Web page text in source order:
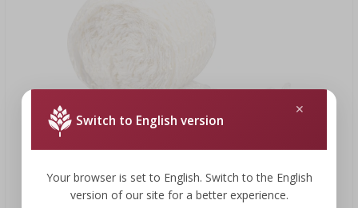
2,27 €
Switch to English version
Your browser is set to English. Switch to the English
version of our site for a better experience.